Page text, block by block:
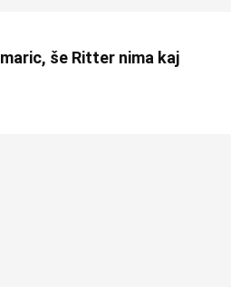
še Ritter nima kaj